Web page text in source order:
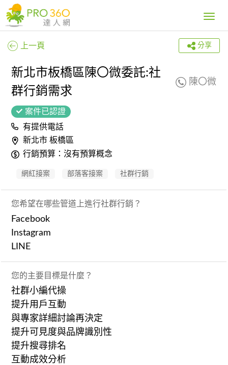
Toggle
上一頁 分享
新北市板橋區陳〇微委託:社
群行銷需求
陳〇微
案件已認證
有提供電話
新北市 板橋區
行銷預算：沒有預算概念
網紅接案 部落客接案 社群行銷
您希望在哪些管道上進行社群行銷？
Facebook
Instagram
LINE
您的主要目標是什麼？
社群小編代操
提升用戶互動
與專家詳細討論再決定
提升可見度與品牌識別性
提升搜尋排名
互動成效分析